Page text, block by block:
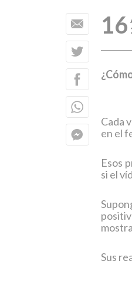
16
Cada
en el
Esos
si el
Sus